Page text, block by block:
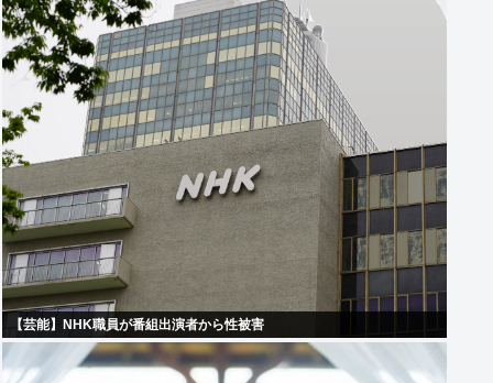
【芸能】NHK職員が番組出演者から性被害